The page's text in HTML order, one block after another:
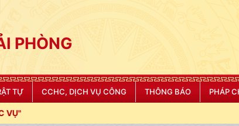
PHÒNG
TỰ CCHC, DỊCH VỤ CÔNG THÔNG BÁO PHÁP